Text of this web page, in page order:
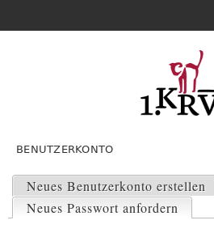
BENUTZERKONTO
u
p
Neues Benutzerkonto erstellen
Neues Passwort anfordern